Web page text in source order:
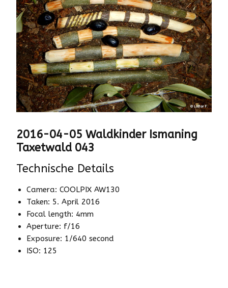
2016-04-05 Waldkinder Ismaning
Taxetwald 043
Technische Details
Camera: COOLPIX AW130
Taken: 5. April 2016
Focal length: 4mm
Aperture: f/16
Exposure: 1/640 second
ISO: 125